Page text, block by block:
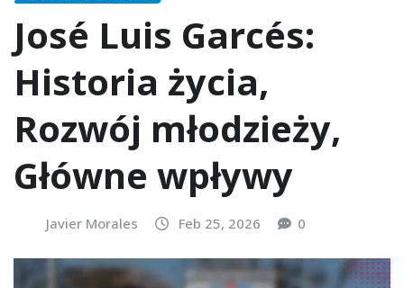
José Luis Garcés:
Historia życia,
Rozwój młodzieży,
Główne wpływy
Javier Morales Feb 25, 2026 0